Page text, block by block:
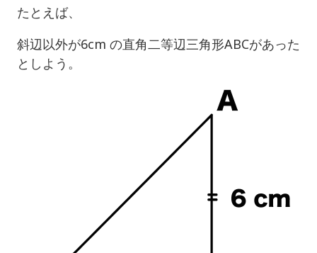
たとえば、
斜辺以外が6cm の直角二等辺三角形ABCがあった
としよう。